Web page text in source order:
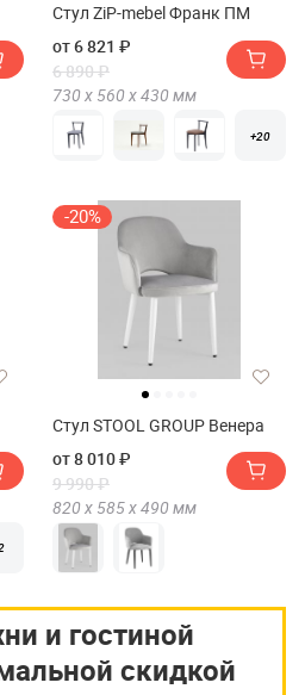
Стул ZiP-mebel Франк ПМ
от 6 821 ₽
6 890 ₽
730 х 560 х430 мм
+20
-20%
Стул STOOL GROUP Венера
от 8 010 ₽
9 990 ₽
820 х 585 х490 мм
и гостиной
скидкой